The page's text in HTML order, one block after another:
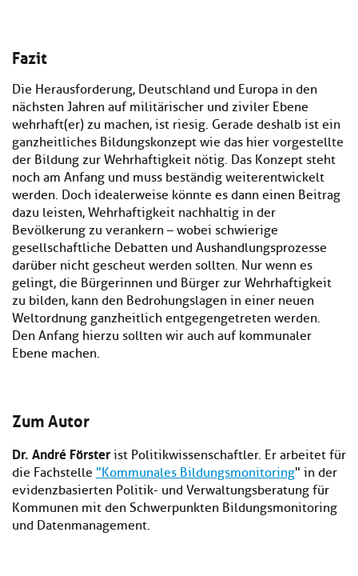
Fazit
Die Herausforderung, Deutschland und Europa in den
nächsten Jahren auf militärischer und ziviler Ebene
wehrhaft(er) zu machen, ist riesig. Gerade deshalb ist ein
ganzheitliches Bildungskonzept wie das hier vorgestellte
der Bildung zur Wehrhaftigkeit nötig. Das Konzept steht
noch am Anfang und muss beständig weiterentwickelt
werden. Doch idealerweise könnte es dann einen Beitrag
dazu leisten, Wehrhaftigkeit nachhaltig in der
Bevölkerung zu verankern – wobei schwierige
gesellschaftliche Debatten und Aushandlungsprozesse
darüber nicht gescheut werden sollten. Nur wenn es
gelingt, die Bürgerinnen und Bürger zur Wehrhaftigkeit
zu bilden, kann den Bedrohungslagen in einer neuen
Weltordnung ganzheitlich entgegengetreten werden.
Den Anfang hierzu sollten wir auch auf kommunaler
Ebene machen.
Zum Autor
Dr. André Förster ist Politikwissenschaftler. Er arbeitet für
die Fachstelle "Kommunales Bildungsmonitoring" in der
evidenzbasierten Politik- und Verwaltungsberatung für
Kommunen mit den Schwerpunkten Bildungsmonitoring
und Datenmanagement.